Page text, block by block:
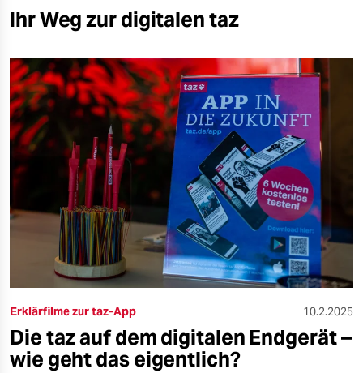
shop
unterstützen
abo
genossenschaft
epaper login
Ihr Weg zur digitalen taz
Erklärfilme zur taz-App 10.2.2025
Die taz auf dem digitalen Endgerät –
wie geht das eigentlich?